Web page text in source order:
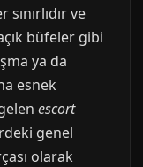
ve
büfeler gibi
ya da
esnek
escort
genel
olarak